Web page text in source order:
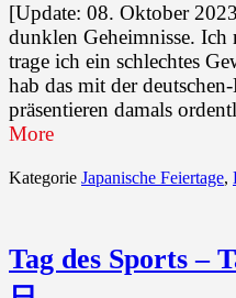
[Update: 08. Oktober
dunklen Geheimnisse. Ich
trage ich ein schlechtes
hab das mit der
präsentieren damals
More
Kategorie Japanische Feiertage,
Tag des Sports –